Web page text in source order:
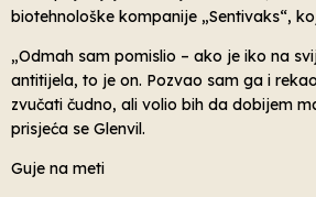
biotehnološke kompanije „Sentivaks“,
„Odmah sam pomislio – ako je iko na
antitijela, to je on. Pozvao sam ga i
zvučati čudno, ali volio bih da dobijem
prisjeća se Glenvil.
Guje na meti